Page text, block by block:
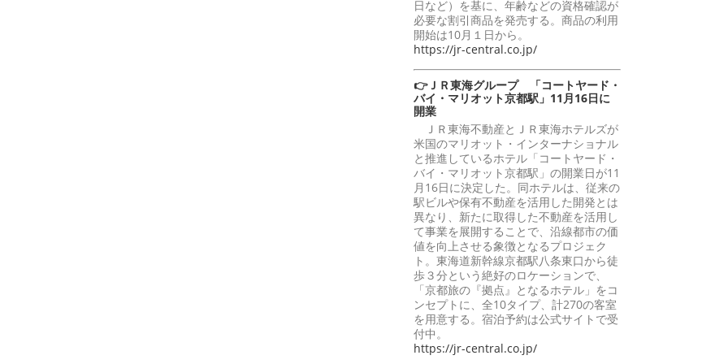
日など）を基に、年齢などの資格確認が
必要な割引商品を発売する。商品の利用
開始は10月１日から。
https://jr-central.co.jp/
👉ＪＲ東海グループ 「コートヤード・
バイ・マリオット京都駅」11月16日に
開業
ＪＲ東海不動産とＪＲ東海ホテルズが
米国のマリオット・インターナショナル
と推進しているホテル「コートヤード・
バイ・マリオット京都駅」の開業日が11
月16日に決定した。同ホテルは、従来の
駅ビルや保有不動産を活用した開発とは
異なり、新たに取得した不動産を活用し
て事業を展開することで、沿線都市の価
値を向上させる象徴となるプロジェク
ト。東海道新幹線京都駅八条東口から徒
歩３分という絶好のロケーションで、
「京都旅の『拠点』となるホテル」をコ
ンセプトに、全10タイプ、計270の客室
を用意する。宿泊予約は公式サイトで受
付中。
https://jr-central.co.jp/